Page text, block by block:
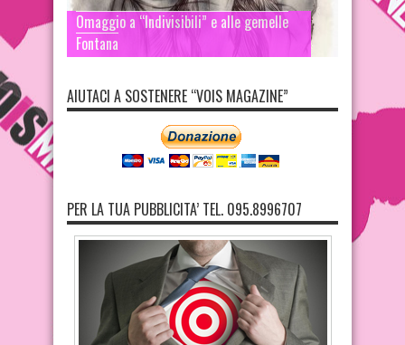
Omaggio a “Indivisibili” e alle gemelle
Fontana
AIUTACI A SOSTENERE “VOIS MAGAZINE”
PER LA TUA PUBBLICITA’ TEL. 095.8996707